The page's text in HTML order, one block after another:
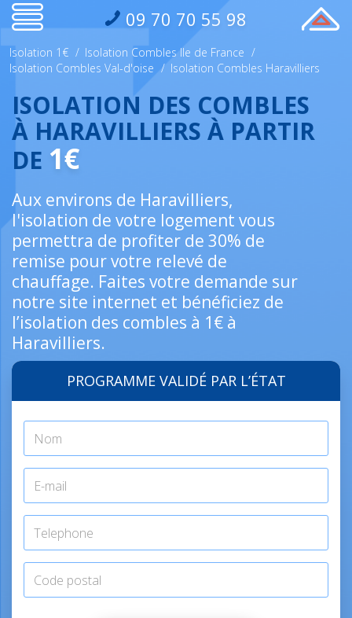
09 70 70 55 98
Isolation 1€ / Isolation Combles Ile de France /
Isolation Combles Val-d'oise / Isolation Combles Haravilliers
ISOLATION DES COMBLES
À HARAVILLIERS À PARTIR
DE 1€
Aux environs de Haravilliers,
l'isolation de votre logement vous
permettra de profiter de 30% de
remise pour votre relevé de
chauffage. Faites votre demande sur
notre site internet et bénéficiez de
l’isolation des combles à 1€ à
Haravilliers.
PROGRAMME VALIDÉ PAR L’ÉTAT